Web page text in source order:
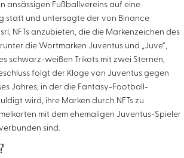
ansässigen Fußballvereins auf eine
statt und untersagte der von Binance
NFTs anzubieten, die die Markenzeichen des
die Wortmarken Juventus und „Juve“,
schwarz-weißen Trikots mit zwei Sternen,
folgt der Klage von Juventus gegen
Jahres, in der die Fantasy-Football-
wird, ihre Marken durch NFTs zu
mit dem ehemaligen Juventus-Spieler
sind.